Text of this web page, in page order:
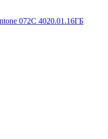
072C 4020.01.16ГБ